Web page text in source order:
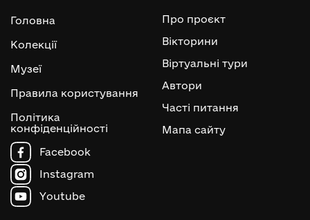
Головна
Колекції
Музеї
Правила користування
Політика
конфіденційності
Про проєкт
Вікторини
Віртуальні тури
Автори
Часті питання
Мапа сайту
Facebook
Instagram
Youtube